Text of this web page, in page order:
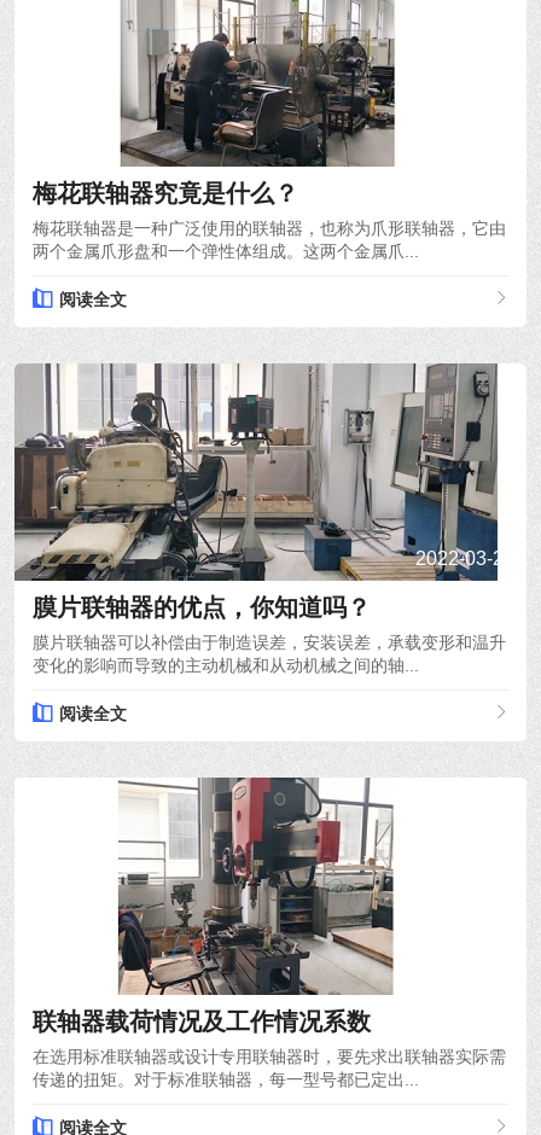
梅花联轴器究竟是什么？
梅花联轴器是一种广泛使用的联轴器，也称为爪形联轴器，它由
两个金属爪形盘和一个弹性体组成。这两个金属爪...
阅读全文
2022-03-24
膜片联轴器的优点，你知道吗？
膜片联轴器可以补偿由于制造误差，安装误差，承载变形和温升
变化的影响而导致的主动机械和从动机械之间的轴...
阅读全文
联轴器载荷情况及工作情况系数
在选用标准联轴器或设计专用联轴器时，要先求出联轴器实际需
传递的扭矩。对于标准联轴器，每一型号都已定出...
阅读全文